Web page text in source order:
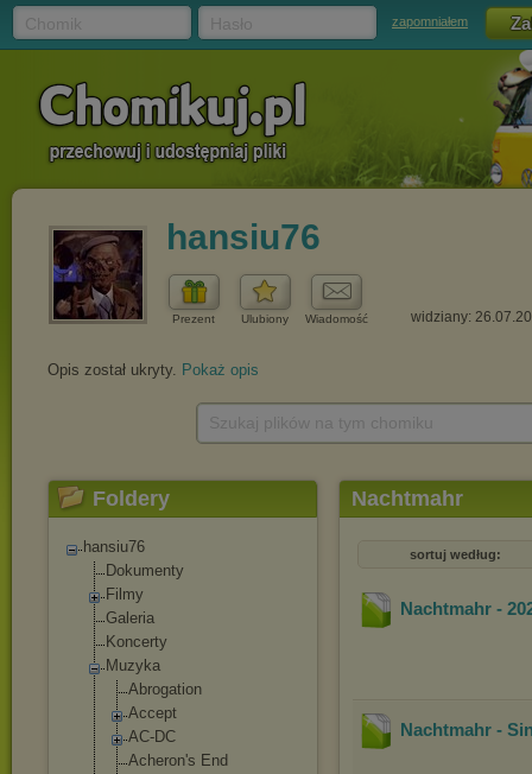
zapomniałem
hansiu76
Prezent Ulubiony Wiadomość widziany:
Opis został ukryty. Pokaż opis
Foldery
hansiu76
Dokumenty
Filmy
Galeria
Koncerty
Muzyka
Abrogation
Accept
AC-DC
Acheron's End
Nachtmahr
sortuj według:
Nachtmahr -
Nachtmahr -